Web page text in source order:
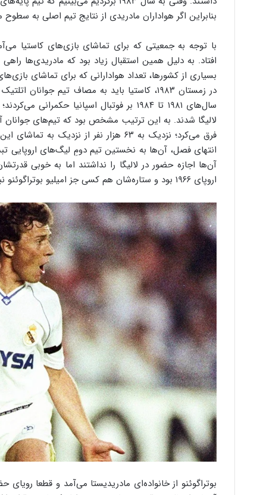
بنابراین اگر هواداران مادریدی از نتایج تیم اصلی به سطوح
با توجه به جمعیتی که برای تماشای بازی‌های کاستیا
افتاد. به دلیل همین استقبال زیاد بود که مادریدی‌ها
بسیاری از کشورها، تعداد هوادارانی که برای تماشای
در زمستان ۱۹۸۳، کاستیا باید به مصاف تیم
لالیگا شدند. به این ترتیب مشخص بود که تیم‌های جوانان
انتهای فصل، آن‌ها به نخستین تیم دومِ لیگ‌های
آن‌ها اجازه حضور در لالیگا را نداشتند اما به خوبی
اروپای ۱۹۶۶ بود و ستاره‌شان هم کسی جز امیلیو بوتراگوئنو نبود.
بوتراگوئنو از خانواده‌ای مادریدیستا می‌آمد و قطعا